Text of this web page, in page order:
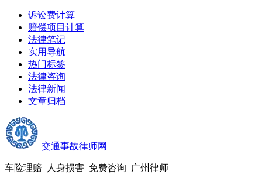
诉讼费计算
赔偿项目计算
法律笔记
实用导航
热门标签
法律咨询
法律新闻
文章归档
交通事故律师网
车险理赔_人身损害_免费咨询_广州律师